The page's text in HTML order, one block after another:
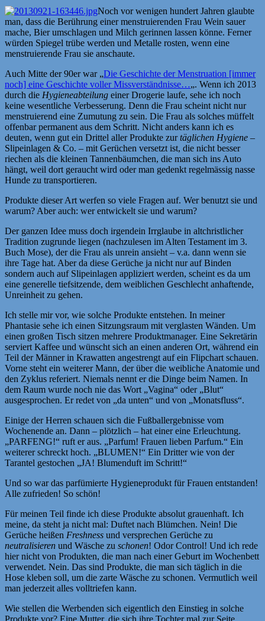
Noch vor wenigen hundert Jahren glaubte
man, dass die Berührung einer menstruierenden Frau Wein sauer
mache, Bier umschlagen und Milch gerinnen lassen könne. Ferner
würden Spiegel trübe werden und Metalle rosten, wenn eine
menstruierende Frau sie anschaute.
Auch Mitte der 90er war „Die Geschichte der Menstruation [immer
noch] eine Geschichte voller Missverständnisse…„. Wenn ich 2013
durch die Hygieneabteilung einer Drogerie laufe, sehe ich noch
keine wesentliche Verbesserung. Denn die Frau scheint nicht nur
menstruierend eine Zumutung zu sein. Die Frau als solches müffelt
offenbar permanent aus dem Schritt. Nicht anders kann ich es
deuten, wenn gut ein Drittel aller Produkte zurtäglichen Hygiene –
Slipeinlagen & Co. – mit Gerüchen versetzt ist, die nicht besser
riechen als die kleinen Tannenbäumchen, die man sich ins Auto
hängt, weil dort geraucht wird oder man gedenkt regelmässig nasse
Hunde zu transportieren.
Produkte dieser Art werfen so viele Fragen auf. Wer benutzt sie und
warum? Aber auch: wer entwickelt sie und warum?
Der ganzen Idee muss doch irgendein Irrglaube in altchristlicher
Tradition zugrunde liegen (nachzulesen im Alten Testament im 3.
Buch Mose), der die Frau als unrein ansieht – v.a. dann wenn sie
ihre Tage hat. Aber da diese Gerüche ja nicht nur auf Binden
sondern auch auf Slipeinlagen appliziert werden, scheint es da um
eine generelle tiefsitzende, dem weiblichen Geschlecht anhaftende,
Unreinheit zu gehen.
Ich stelle mir vor, wie solche Produkte entstehen. In meiner
Phantasie sehe ich einen Sitzungsraum mit verglasten Wänden. Um
einen großen Tisch sitzen mehrere Produktmanager. Eine Sekretärin
serviert Kaffee und wünscht sich an einen anderen Ort, während ein
Teil der Männer in Krawatten angestrengt auf ein Flipchart schauen.
Vorne steht ein weiterer Mann, der über die weibliche Anatomie und
den Zyklus referiert. Niemals nennt er die Dinge beim Namen. In
dem Raum wurde noch nie das Wort „Vagina“ oder „Blut“
ausgesprochen. Er redet von „da unten“ und von „Monatsfluss“.
Einige der Herren schauen sich die Fußballergebnisse vom
Wochenende an. Dann – plötzlich – hat einer eine Erleuchtung.
„PARFENG!“ ruft er aus. „Parfum! Frauen lieben Parfum.“ Ein
weiterer schreckt hoch. „BLUMEN!“ Ein Dritter wie von der
Tarantel gestochen „JA! Blumenduft im Schritt!“
Und so war das parfümierte Hygieneprodukt für Frauen entstanden!
Alle zufrieden! So schön!
Für meinen Teil finde ich diese Produkte absolut grauenhaft. Ich
meine, da steht ja nicht mal: Duftet nach Blümchen. Nein! Die
Gerüche heißen Freshness und versprechen Gerüche zu
neutralisieren und Wäsche zu schonen! Odor Control! Und ich rede
hier nicht von Produkten, die man nach einer Geburt im Wochenbett
verwendet. Nein. Das sind Produkte, die man sich täglich in die
Hose kleben soll, um die zarte Wäsche zu schonen. Vermutlich weil
man jederzeit alles volltriefen kann.
Wie stellen die Werbenden sich eigentlich den Einstieg in solche
Produkte vor? Eine Mutter, die sich ihre Tochter mal zur Seite